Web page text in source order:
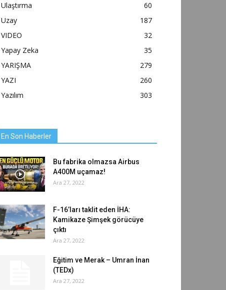
Ulaştırma
60
Uzay
187
VIDEO
32
Yapay Zeka
35
YARIŞMA
279
YAZI
260
Yazılım
303
En Son Haberler
Bu fabrika olmazsa Airbus
A400M uçamaz!
Ara 27, 2022
F-16’ları taklit eden İHA:
Kamikaze Şimşek görücüye
çıktı
Ara 27, 2022
Eğitim ve Merak – Umran İnan
(TEDx)
Ara 27, 2022